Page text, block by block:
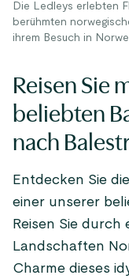
Die Ledleys erlebten
berühmten
ihrem Besuch in
Reisen Sie
beliebten
nach
Entdecken Sie
einer unserer
Reisen Sie
Landschaften
Charme dieses